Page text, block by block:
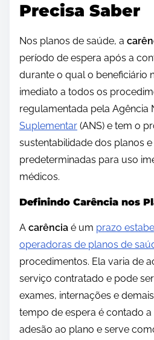
Precisa Saber
Nos planos de saúde, a
período de espera após a
durante o qual o beneficiário
imediato a todos os
regulamentada pela Agência
Suplementar (ANS) e tem o
sustentabilidade dos planos
predeterminadas para uso
médicos.
Definindo Carência nos
A carência é um prazo
operadoras de planos de
procedimentos. Ela varia de
serviço contratado e pode
exames, internações e
tempo de espera é contado
adesão ao plano e serve